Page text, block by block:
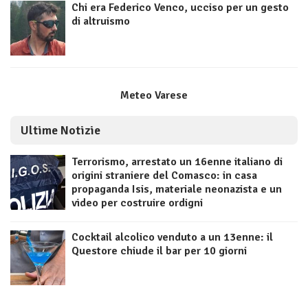
Chi era Federico Venco, ucciso per un gesto
di altruismo
Meteo Varese
Ultime Notizie
Terrorismo, arrestato un 16enne italiano di
origini straniere del Comasco: in casa
propaganda Isis, materiale neonazista e un
video per costruire ordigni
Cocktail alcolico venduto a un 13enne: il
Questore chiude il bar per 10 giorni